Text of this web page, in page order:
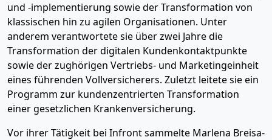
und -implementierung sowie der Transformation von
klassischen hin zu agilen Organisationen. Unter
anderem verantwortete sie über zwei Jahre die
Transformation der digitalen Kundenkontaktpunkte
sowie der zughörigen Vertriebs- und Marketingeinheit
eines führenden Vollversicherers. Zuletzt leitete sie ein
Programm zur kundenzentrierten Transformation
einer gesetzlichen Krankenversicherung.
Vor ihrer Tätigkeit bei Infront sammelte Marlena Breisa-